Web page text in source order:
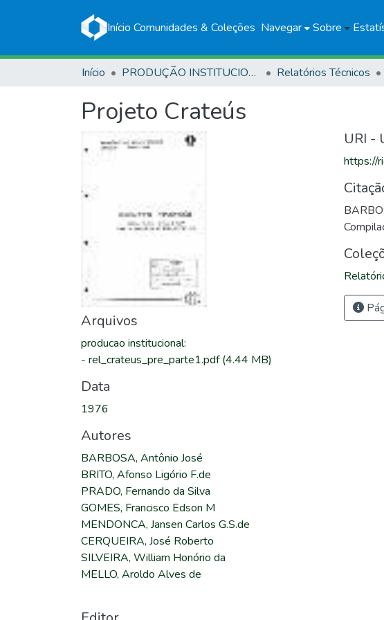
Início Comunidades & Coleções Navegar Sobre
Início PRODUÇÃO INSTITUCIONAL Relatórios Técnicos
Projeto Crateús
Arquivos
producao institucional:
- rel_crateus_pre_parte1.pdf(4.44 MB)
Data
1976
Autores
BARBOSA, Antônio José
BRITO, Afonso Ligório F.de
PRADO, Fernando da Silva
GOMES, Francisco Edson M
MENDONCA, Jansen Carlos G.S.de
CERQUEIRA, José Roberto
SILVEIRA, William Honório da
MELLO, Aroldo Alves de
URI -
https://